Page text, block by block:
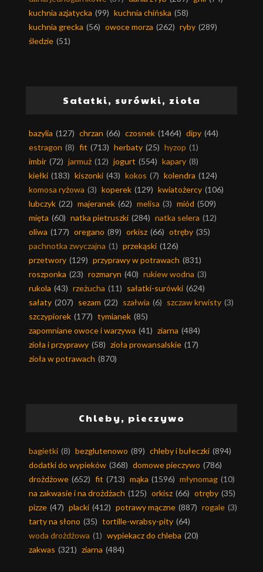
kuchnia azjatycka (99) kuchnia chińska (58)
kuchnia grecka (56) owoce morza (262) ryby (289)
śledzie (51)
Sałatki, surówki, zioła
bazylia (127) chrzan (66) czosnek (1464) dipy (44)
estragon (8) fit (713) herbaty (25) hyzop (1)
imbir (72) jarmuż (12) jogurt (554) kapary (8)
kiełki (183) kiszonki (43) kokos (7) kolendra (124)
komosa ryżowa (3) koperek (129) kwiatożercy (106)
lubczyk (22) majeranek (62) melisa (3) miód (509)
mięta (60) natka pietruszki (284) natka selera (12)
oliwa (177) oregano (89) orkisz (66) otręby (35)
pachnotka zwyczajna (1) przekąski (126)
przetwory (129) przyprawy w potrawach (831)
roszponka (23) rozmaryn (40) rukiew wodna (3)
rukola (43) rzeżucha (11) sałatki-surówki (624)
sałaty (207) sezam (22) szałwia (6) szczaw krwisty (3)
szczypiorek (177) tymianek (85)
zapomniane owoce i warzywa (41) ziarna (484)
zioła i przyprawy (58) zioła prowansalskie (17)
zioła w potrawach (870)
Chleby, pieczywo
bagietki (8) bezglutenowo (89) chleby i bułeczki (894)
dodatki do wypieków (368) domowe pieczywo (786)
drożdżowe (652) fit (713) mąka (1596) młynomag (10)
na zakwasie i na drożdżach (125) orkisz (66) otręby (35)
pizze (47) placki (412) potrawy mączne (887) rogale (3)
tarty na słono (35) tortille-wrabsy-pity (64)
woda drożdżowa (1) wypiekacz do chleba (20)
zakwas (321) ziarna (484)